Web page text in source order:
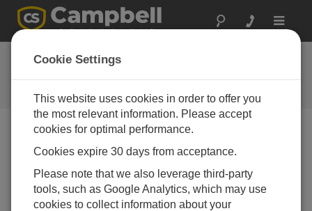
Toggle
会社概要
Campbell Scientificについて詳しく
知る
Cookie Settings
This website uses cookies in order to offer you
the most relevant information. Please accept
cookies for optimal performance.
Cookies expire 30 days from acceptance.
Please note that we also leverage third-party
tools, such as Google Analytics, which may use
cookies to collect information about your